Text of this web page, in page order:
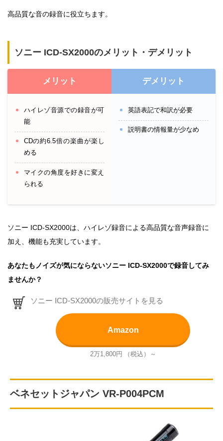
高品質な音の録音に役立ちます。
ソニー ICD-SX2000のメリット・デメリット
メリット
ハイレゾ音源での録音が可
能
CDの約6.5倍の楽曲が楽し
める
マイクの角度を好きに変え
られる
デメリット
英語表記で和訳が必要
説明書の情報量が少なめ
ソニー ICD-SX2000は、ハイレゾ録音による高品質な音声録音に
加え、機能も充実しています。
あなたもノイズが気にならないソニー ICD-SX2000で録音してみ
ませんか？
ソニー ICD-SX2000の販売サイトを見る
Amazon
2万1,800円 （税込）～
ベネセットジャパン VR-P004PCM